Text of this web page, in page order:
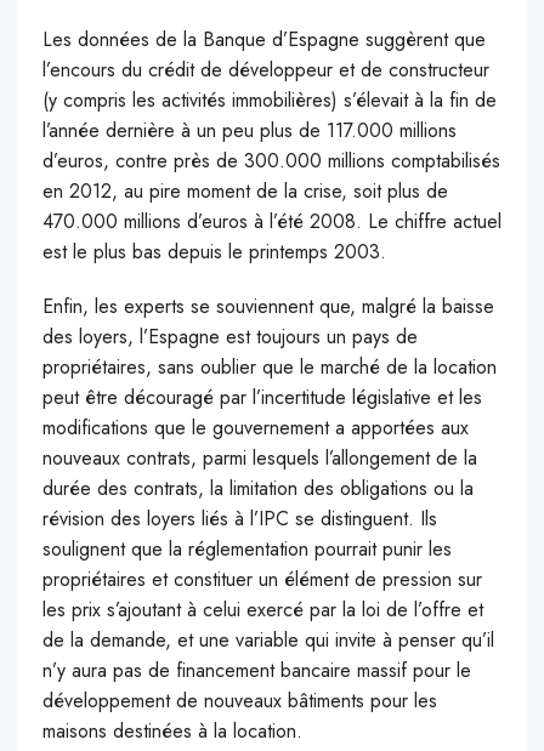
Les données de la Banque d’Espagne suggèrent que
l’encours du crédit de développeur et de constructeur
(y compris les activités immobilières) s’élevait à la fin de
l’année dernière à un peu plus de 117.000 millions
d’euros, contre près de 300.000 millions comptabilisés
en 2012, au pire moment de la crise, soit plus de
470.000 millions d’euros à l’été 2008. Le chiffre actuel
est le plus bas depuis le printemps 2003.
Enfin, les experts se souviennent que, malgré la baisse
des loyers, l’Espagne est toujours un pays de
propriétaires, sans oublier que le marché de la location
peut être découragé par l’incertitude législative et les
modifications que le gouvernement a apportées aux
nouveaux contrats, parmi lesquels l’allongement de la
durée des contrats, la limitation des obligations ou la
révision des loyers liés à l’IPC se distinguent. Ils
soulignent que la réglementation pourrait punir les
propriétaires et constituer un élément de pression sur
les prix s’ajoutant à celui exercé par la loi de l’offre et
de la demande, et une variable qui invite à penser qu’il
n’y aura pas de financement bancaire massif pour le
développement de nouveaux bâtiments pour les
maisons destinées à la location.